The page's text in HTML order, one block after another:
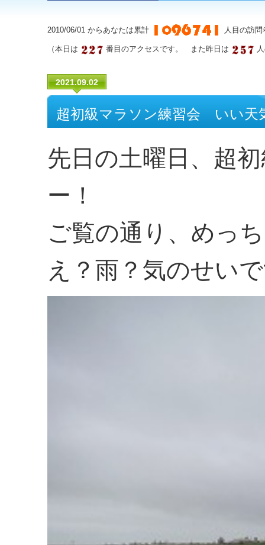
2010/06/01 からあなたは累計 人目の訪
（本日は 番目のアクセスです。 また昨日は
2021.09.02
超初級マラソン練習会 いい天
先日の土曜日、超
ー！
ご覧の通り、めっ
え？雨？気のせい